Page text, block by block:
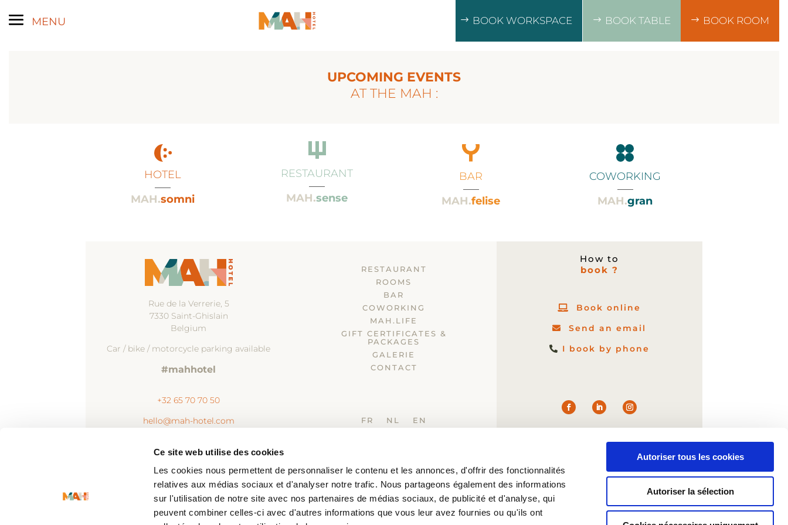
Ce site web utilise des cookies
Les cookies nous permettent de personnaliser le contenu et les annonces, d'offrir des fonctionnalités
relatives aux médias sociaux et d'analyser notre trafic. Nous partageons également des informations
sur l'utilisation de notre site avec nos partenaires de médias sociaux, de publicité et d'analyse, qui
peuvent combiner celles-ci avec d'autres informations que vous leur avez fournies ou qu'ils ont
Autoriser tous les cookies
Autoriser la sélection
UPCOMING EVENTS
AT THE MAH :
HOTEL
MAH.somni
RESTAURANT
MAH.sense
BAR
MAH.felise
COWORKING
MAH.gran
Rue de la Verrerie, 5
7330 Saint-Ghislain
Belgium
Car / bike / motorcycle parking available
#mahhotel
+32 65 70 70 50
hello@mah-hotel.com
RESTAURANT
ROOMS
BAR
COWORKING
MAH.LIFE
GIFT CERTIFICATES &
PACKAGES
GALERIE
CONTACT
FR NL EN
How to
book ?
Book online
Send an email
I book by phone
MAH
© SCALIM
BOOK TABLE BOOK ROOM
BOOK WORKSPACE